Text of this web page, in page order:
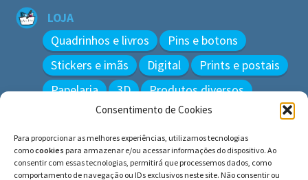
Consentimento de Cookies
Para proporcionar as melhores experiências, utilizamos tecnologias
comocookies para armazenar e/ou acessar informações do dispositivo. Ao
consentir com essas tecnologias, permitirá que processemos dados, como
comportamento de navegação ou IDs exclusivos neste site. Não consentir ou
LOJA
Quadrinhos e livros
Pins e botons
Stickers e imãs
Digital
Prints e postais
Papelaria
3D Produtos diversos
Pesquisar
por: